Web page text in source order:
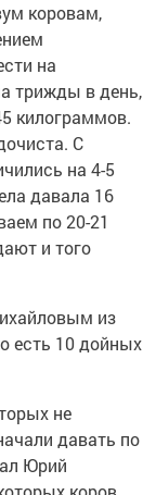
коровам,
на
трижды в день,
килограммов.
С
на 4-5
давала 16
по 20-21
и того
из
есть 10 дойных
не
давать по
Юрий